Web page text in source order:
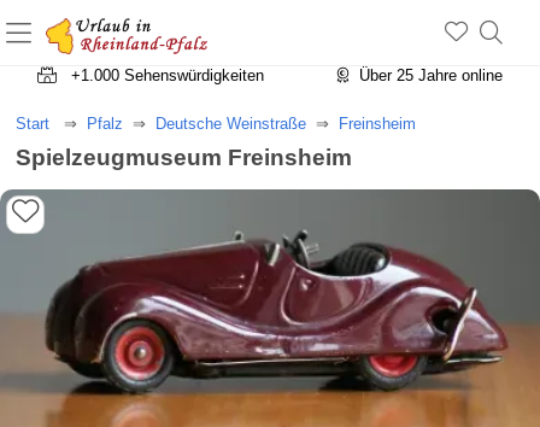
+1.500 Unterkünfte in Rheinland-Pfalz
+1.000 Sehenswürdigkeiten
Über 25 Jahre online
Start Pfalz Deutsche Weinstraße Freinsheim
Spielzeugmuseum Freinsheim